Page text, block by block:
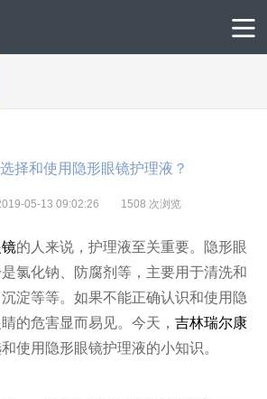
择和使用隐形眼镜护理液？
05-13 09:02:26 1508 次浏览
的人来说，护理液至关重要。隐形眼
氯化钠、防腐剂等，主要用于清洗和
淀等等。如果不能正确认识和使用隐
的危害显而易见。今天， 吉林瑞尔康
使用隐形眼镜护理液的小知识。